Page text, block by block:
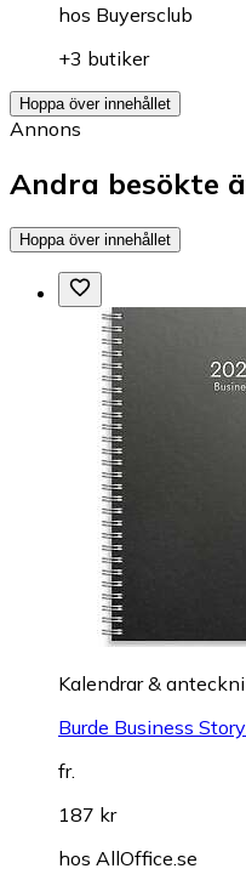
hos Buyersclub
+3 butiker
Hoppa över innehållet
Annons
Andra besökte
Hoppa över innehållet
Kalendrar &
Burde Business
fr.
187 kr
hos AllOffice.se